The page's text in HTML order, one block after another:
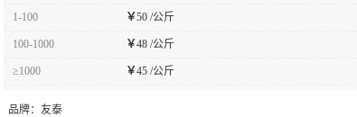
1-100 ￥50 /公斤
100-1000 ￥48 /公斤
≥1000 ￥45 /公斤
品牌： 友泰